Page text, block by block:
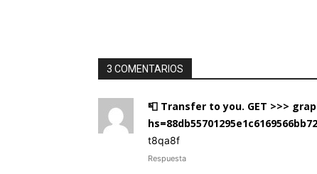
3 COMENTARIOS
📮 Transfer to you. GET >>>
t8qa8f
Respuesta